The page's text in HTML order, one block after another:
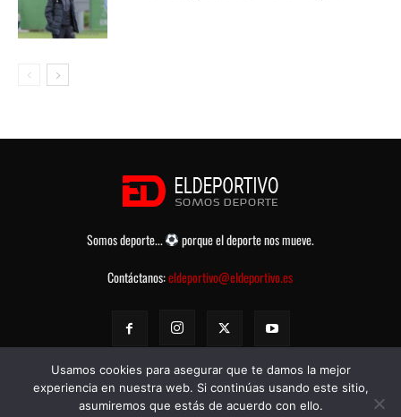
Somos deporte...
porque el deporte nos mueve.
Contáctanos:eldeportivo@eldeportivo.es
Usamos cookies para asegurar que te damos la mejor
experiencia en nuestra web. Si continúas usando este sitio,
asumiremos que estás de acuerdo con ello.